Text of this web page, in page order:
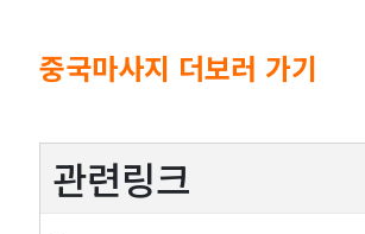
중국마사지 더보러 가기
관련링크